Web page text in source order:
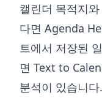
캘린더 목적지
다면 Agenda
트에서 저장된
면 Text to
분석이 있습니다.